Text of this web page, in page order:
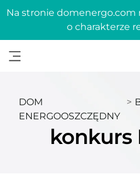
Na stronie
o charakterze
DOM
ENERGOOSZCZĘDNY
>
konkurs